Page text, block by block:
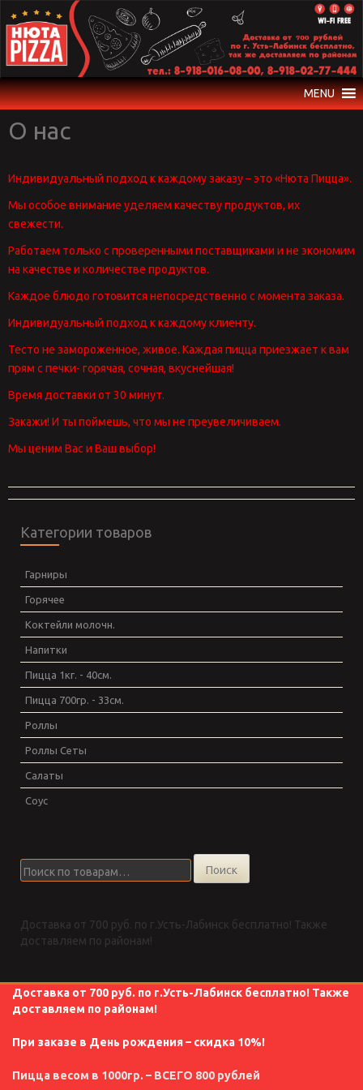
to
content
MENU
О нас
Индивидуальный подход к каждому заказу – это «Нюта Пицца».
Мы особое внимание уделяем качеству продуктов, их
свежести.
Работаем только с проверенными поставщиками и не экономим
на качестве и количестве продуктов.
Каждое блюдо готовится непосредственно с момента заказа.
Индивидуальный подход к каждому клиенту.
Тесто не замороженное, живое. Каждая пицца приезжает к вам
прям с печки- горячая, сочная, вкуснейшая!
Время доставки от 30 минут.
Закажи! И ты поймешь, что мы не преувеличиваем.
Мы ценим Вас и Ваш выбор!
Категории товаров
Гарниры
Горячее
Коктейли молочн.
Напитки
Пицца 1кг. - 40см.
Пицца 700гр. - 33см.
Роллы
Роллы Сеты
Салаты
Соус
Искать:
Поиск
Доставка от 700 руб. по г.Усть-Лабинск бесплатно! Также
доставляем по районам!
Доставка от 700 руб. по г.Усть-Лабинск бесплатно! Также
доставляем по районам!
При заказе в День рождения – скидка 10%!
Пицца весом в 1000гр. – ВСЕГО 800 рублей